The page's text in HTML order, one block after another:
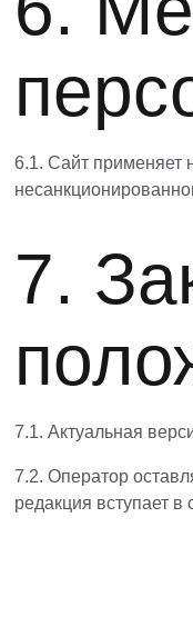
6.1. Сайт применяет
7.
7.1. Актуальная
7.2. Оператор
редакция вступает